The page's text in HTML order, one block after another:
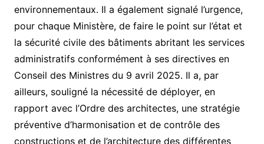
environnementaux. Il a également signalé l’urgence,
pour chaque Ministère, de faire le point sur l’état et
la sécurité civile des bâtiments abritant les services
administratifs conformément à ses directives en
Conseil des Ministres du 9 avril 2025. Il a, par
ailleurs, souligné la nécessité de déployer, en
rapport avec l’Ordre des architectes, une stratégie
préventive d’harmonisation et de contrôle des
constructions et de l’architecture des différentes